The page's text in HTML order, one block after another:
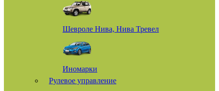
Шевроле Нива, Нива Тревел
Иномарки
Рулевое управление